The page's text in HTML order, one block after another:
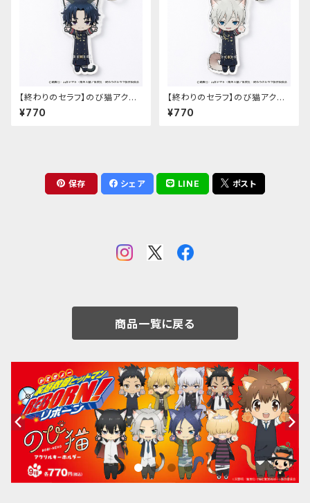
【終わりのセラフ】のび猫アクリ
ルキーホルダー（一瀬グレン）
¥770
【終わりのセラフ】のび猫アクリ
ルキーホルダー（柊深夜）
¥770
保存 シェア LINE ポスト
商品一覧に戻る